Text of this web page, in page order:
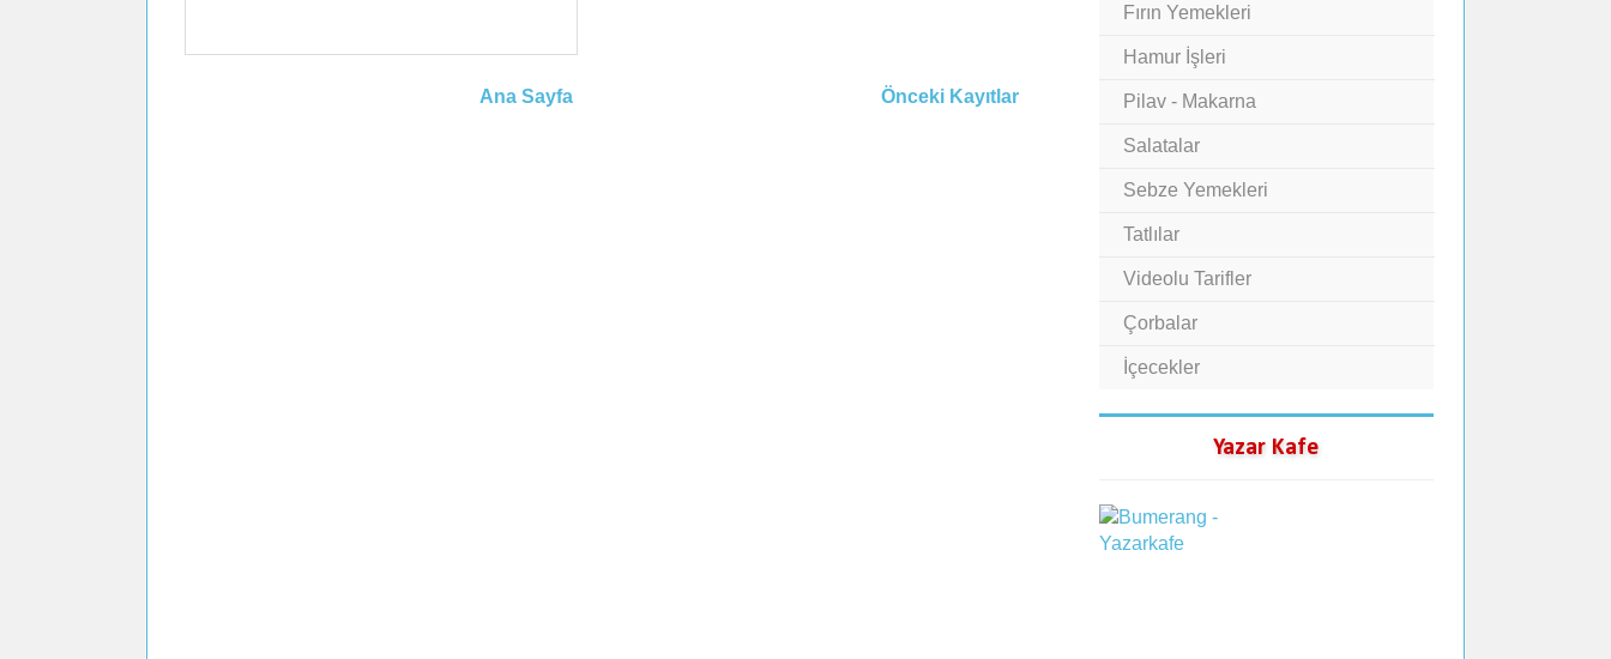
Önceki Kayıtlar
Ana Sayfa
Fırın Yemekleri
Hamur İşleri
Pilav - Makarna
Salatalar
Sebze Yemekleri
Tatlılar
Videolu Tarifler
Çorbalar
İçecekler
Yazar Kafe